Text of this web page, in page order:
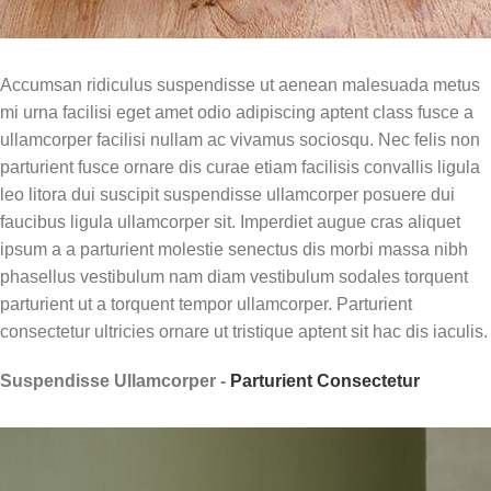
Módulo 6: Planejamento da
IISCA
Como organizar o setting,
materiais e equipe para uma
aplicação bem-sucedida.
Módulo 7: Aplicando a IISCA
Demonstrações práticas e guia
de implementação da análise
funcional.
Módulo 8: Registro e gráficos
Como coletar e analisar os dados
comportamento.
Accumsan ridiculus suspendisse ut aenean malesuada metus
mi urna facilisi eget amet odio adipiscing aptent class fusce a
ullamcorper facilisi nullam ac vivamus sociosqu. Nec felis non
parturient fusce ornare dis curae etiam facilisis convallis ligula
leo litora dui suscipit suspendisse ullamcorper posuere dui
faucibus ligula ullamcorper sit. Imperdiet augue cras aliquet
ipsum a a parturient molestie senectus dis morbi massa nibh
phasellus vestibulum nam diam vestibulum sodales torquent
parturient ut a torquent tempor ullamcorper. Parturient
consectetur ultricies ornare ut tristique aptent sit hac dis iaculis.
Suspendisse Ullamcorper - Parturient Consectetur